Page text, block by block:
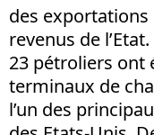
des exportations
revenus de
23 pétroliers ont
terminaux de
l’un des